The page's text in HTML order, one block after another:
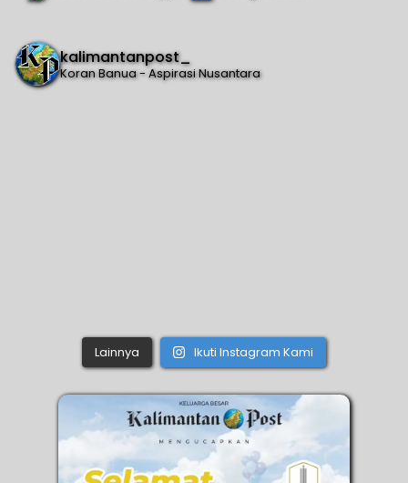
kalimantanpost_
Koran Banua - Aspirasi Nusantara
Lainnya Ikuti Instagram Kami